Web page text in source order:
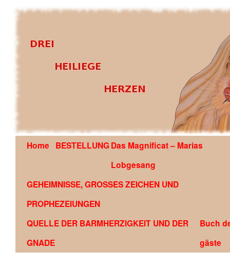
OFFENBARUNG AN EDSON GLAUBER DE SOUZA
Home BESTELLUNG Das Magnificat – Marias
Lobgesang
GEHEIMNISSE, GROSSES ZEICHEN UND
PROPHEZEIUNGEN
QUELLE DER BARMHERZIGKEIT UND DER
GNADE
Buch
gäste